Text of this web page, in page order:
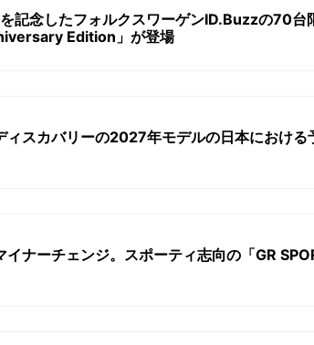
記念したフォルクスワーゲンID.Buzzの70台
Edition」が登場
ィスカバリーの2027年モデルの日本における
イナーチェンジ。スポーティ志向の「GR